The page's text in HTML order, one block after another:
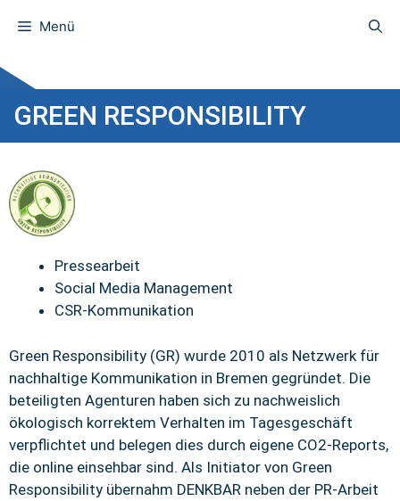
Menü
GREEN RESPONSIBILITY
Pressearbeit
Social Media Management
CSR-Kommunikation
Green Responsibility (GR) wurde 2010 als Netzwerk für
nachhaltige Kommunikation in Bremen gegründet. Die
beteiligten Agenturen haben sich zu nachweislich
ökologisch korrektem Verhalten im Tagesgeschäft
verpflichtet und belegen dies durch eigene CO2-Reports,
die online einsehbar sind. Als Initiator von Green
Responsibility übernahm DENKBAR neben der PR-Arbeit